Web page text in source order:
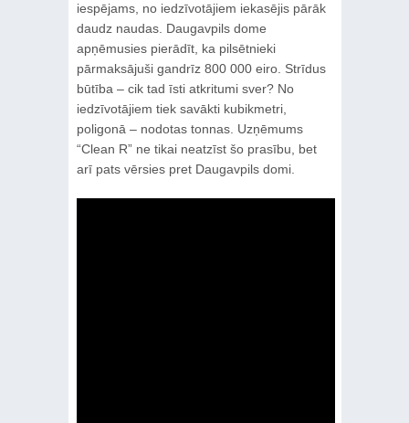
iespējams, no iedzīvotājiem iekasējis pārāk
daudz naudas. Daugavpils dome
apņēmusies pierādīt, ka pilsētnieki
pārmaksājuši gandrīz 800 000 eiro. Strīdus
būtība – cik tad īsti atkritumi sver? No
iedzīvotājiem tiek savākti kubikmetri,
poligonā – nodotas tonnas. Uzņēmums
“Clean R” ne tikai neatzīst šo prasību, bet
arī pats vērsies pret Daugavpils domi.